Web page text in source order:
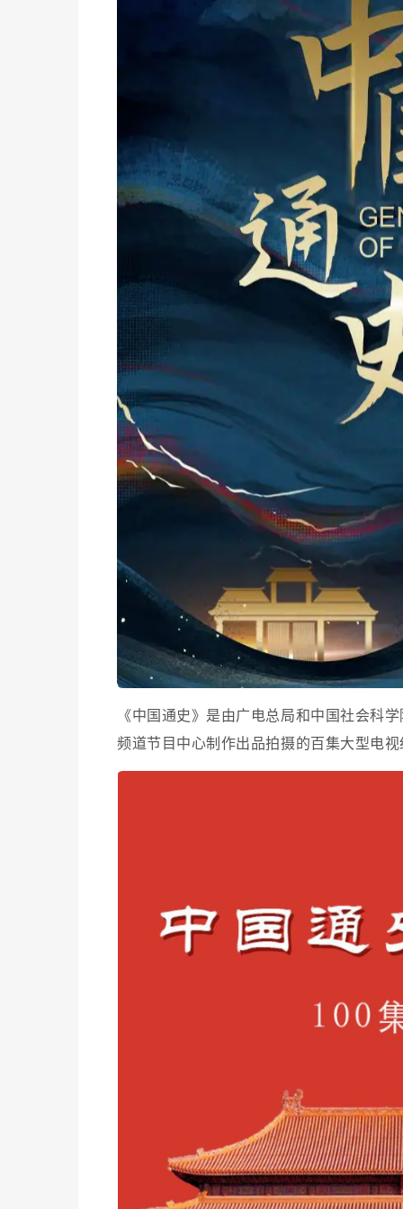
《中国通史》是由广电总局和中国社会科
频道节目中心制作出品拍摄的百集大型电